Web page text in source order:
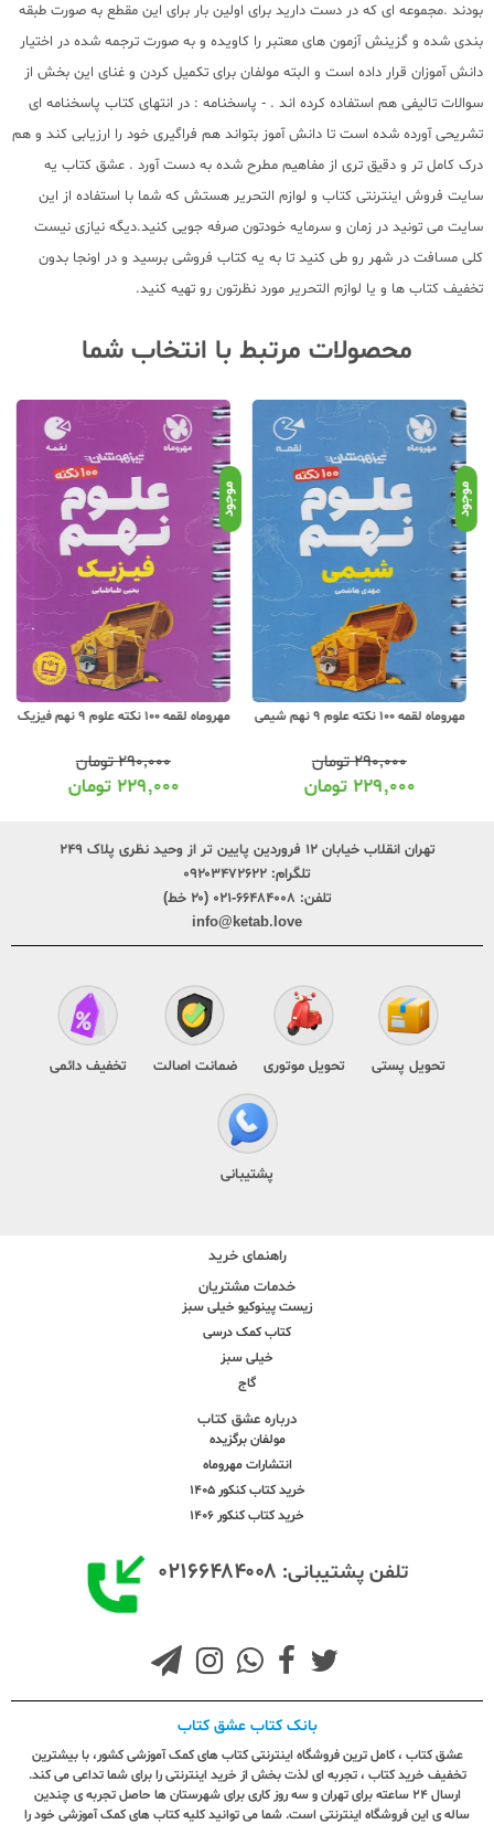
بودند .مجموعه ای که در دست دارید برای اولین بار برای این مقطع به صورت طبقه
بندی شده و گزینش آزمون های معتبر را کاویده و به صورت ترجمه شده در اختیار
دانش آموزان قرار داده است و البته مولفان برای تکمیل کردن و غنای این بخش از
سوالات تالیفی هم استفاده کرده اند . - پاسخنامه : در انتهای کتاب پاسخنامه ای
تشریحی آورده شده است تا دانش آموز بتواند هم فراگیری خود را ارزیابی کند و هم
درک کامل تر و دقیق تری از مفاهیم مطرح شده به دست آورد . عشق کتاب یه
سایت فروش اینترنتی کتاب و لوازم التحریر هستش که شما با استفاده از این
سایت می تونید در زمان و سرمایه خودتون صرفه جویی کنید.دیگه نیازی نیست
کلی مسافت در شهر رو طی کنید تا به یه کتاب فروشی برسید و در اونجا بدون
تخفیف کتاب ها و یا لوازم التحریر مورد نظرتون رو تهیه کنید.
محصولات مرتبط با انتخاب شما
موجود
مهروماه لقمه 100 نکته علوم 9 نهم شیمی
۲۹۰,۰۰۰تومان
۲۲۹,۰۰۰تومان
موجود
مهروماه لقمه 100 نکته علوم 9 نهم فیزیک
۲۹۰,۰۰۰تومان
۲۲۹,۰۰۰تومان
تهران انقلاب خیابان ۱۲ فروردین پایین تر از وحید نظری پلاک ۲۴۹
تلگرام: ۰۹۲۰۳۴۷۲۶۲۲
تلفن: ۶۶۴۸۴۰۰۸-۰۲۱ (۲۰ خط)
info@ketab.love
تحویل پستی تحویل موتوری ضمانت اصالت تخفیف دائمی
پشتیبانی
راهنمای خرید
خدمات مشتریان
زیست پینوکیو خیلی سبز
کتاب کمک درسی
خیلی سبز
گاج
درباره عشق کتاب
مولفان برگزیده
انتشارات مهروماه
خرید کتاب کنکور 1405
خرید کتاب کنکور 1406
تلفن پشتیبانی: ۰۲۱۶۶۴۸۴۰۰۸
بانک کتاب عشق کتاب
عشق کتاب ، کامل ترین فروشگاه اینترنتی کتاب های کمک آموزشی کشور، با بیشترین
تخفیف خرید کتاب ، تجربه ای لذت بخش از خرید اینترنتی را برای شما تداعی می کند.
ارسال ٢٤ ساعته برای تهران و سه روز کاری برای شهرستان ها حاصل تجربه ی چندین
ساله ی این فروشگاه اینترنتی است. شما می توانید کلیه کتاب های کمک آموزشی خود را